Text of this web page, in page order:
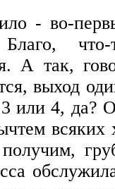
- во-
Благо,
А так,
выход
или 4, да?
всяких